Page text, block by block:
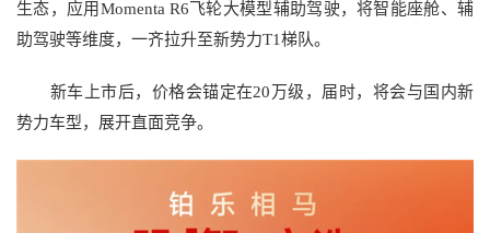
生态，应用Momenta R6飞轮大模型辅助驾驶，将智能座舱、辅
助驾驶等维度，一齐拉升至新势力T1梯队。
新车上市后，价格会锚定在20万级，届时，将会与国内新
势力车型，展开直面竞争。